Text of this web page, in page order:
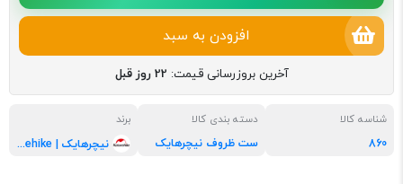
افزودن به سبد
آخرین بروزرسانی قیمت: 22 روز قبل
شناسه کالا
860
دسته بندی کالا
ست ظروف نیچرهایک
برند
نیچرهایک | naturehike